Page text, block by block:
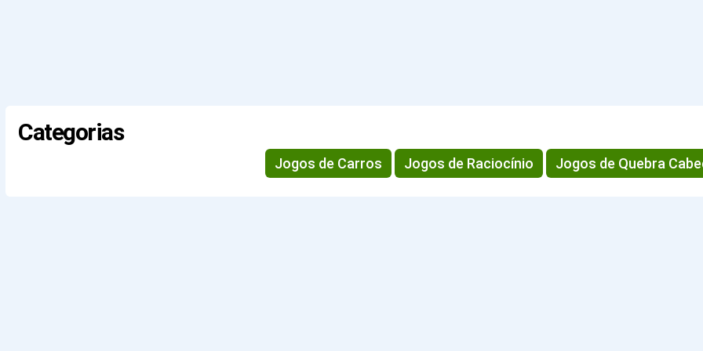
Categorias
Jogos de Carros Jogos de Raciocínio Jogos de Quebra